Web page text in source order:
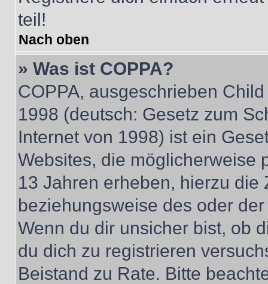
teil!
Nach oben
» Was ist COPPA?
COPPA, ausgeschrieben
1998 (deutsch: Gesetz zum
Internet von 1998) ist ein
Websites, die möglicherweise
13 Jahren erheben, hierzu die
beziehungsweise des oder
Wenn du dir unsicher bist, ob
du dich zu registrieren
Beistand zu Rate. Bitte